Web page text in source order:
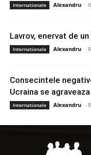
Internationale Alexandru -
Lavrov, enervat de
Internationale Alexandru -
Consecintele
Ucraina se agraveaza
Internationale Alexandru -